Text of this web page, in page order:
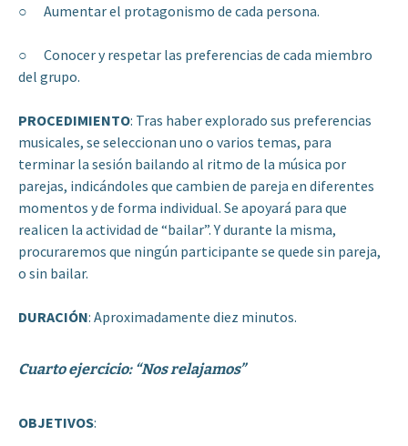
○ Aumentar el protagonismo de cada persona.
○ Conocer y respetar las preferencias de cada miembro
del grupo.
PROCEDIMIENTO: Tras haber explorado sus preferencias
musicales, se seleccionan uno o varios temas, para
terminar la sesión bailando al ritmo de la música por
parejas, indicándoles que cambien de pareja en diferentes
momentos y de forma individual. Se apoyará para que
realicen la actividad de “bailar”. Y durante la misma,
procuraremos que ningún participante se quede sin pareja,
o sin bailar.
DURACIÓN: Aproximadamente diez minutos.
Cuarto ejercicio: “Nos relajamos”
OBJETIVOS: